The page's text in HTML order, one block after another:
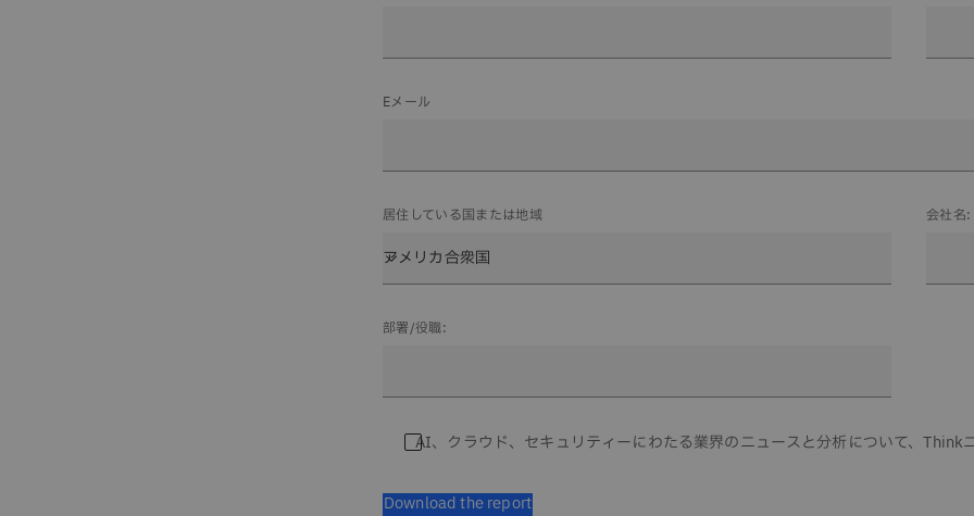
Eメール
居住している国または地域 会社名:
部署/役職:
AI、クラウド、セキュリティーにわたる業界のニュースと分析について、Think
Download the report